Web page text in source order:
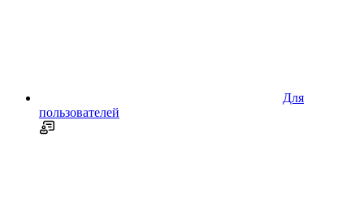
Для
пользователей